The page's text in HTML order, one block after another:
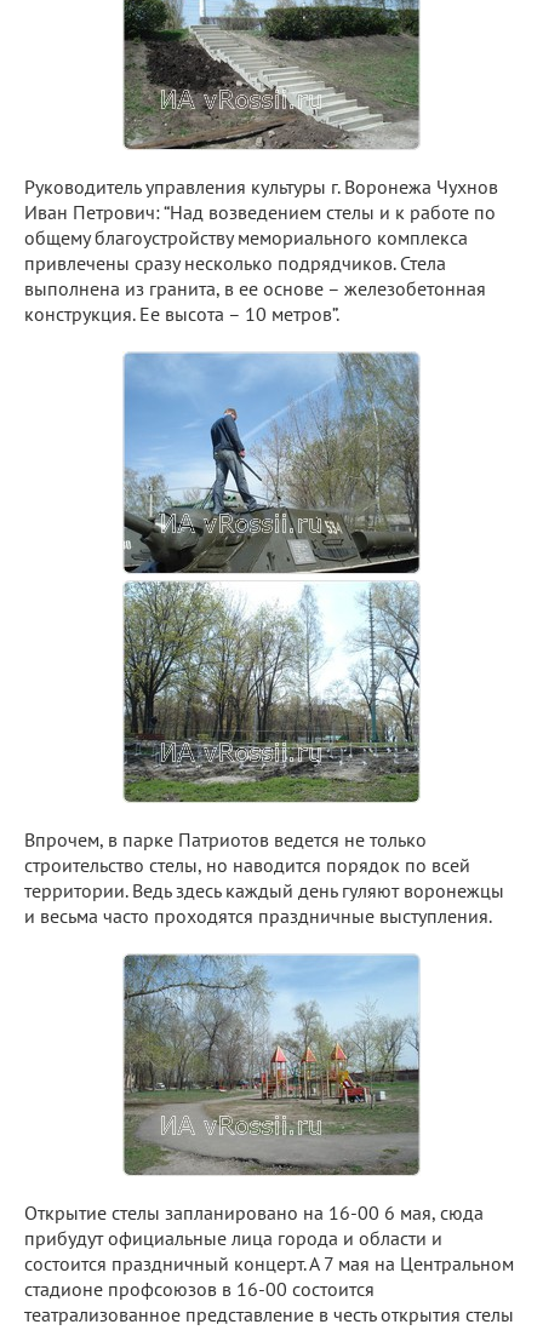
Руководитель управления культуры г. Воронежа Чухнов
Иван Петрович: “Над возведением стелы и к работе по
общему благоустройству мемориального комплекса
привлечены сразу несколько подрядчиков. Стела
выполнена из гранита, в ее основе – железобетонная
конструкция. Ее высота – 10 метров”.
Впрочем, в парке Патриотов ведется не только
строительство стелы, но наводится порядок по всей
территории. Ведь здесь каждый день гуляют воронежцы
и весьма часто проходятся праздничные выступления.
Открытие стелы запланировано на 16-00 6 мая, сюда
прибудут официальные лица города и области и
состоится праздничный концерт. А 7 мая на Центральном
стадионе профсоюзов в 16-00 состоится
театрализованное представление в честь открытия стелы